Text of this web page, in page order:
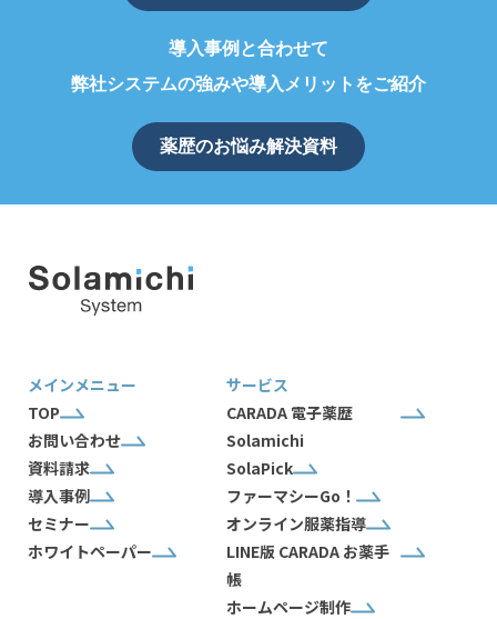
導入事例と合わせて
弊社システムの強みや導入メリットをご紹介
薬歴のお悩み解決資料
メインメニュー
TOP
お問い合わせ
資料請求
導入事例
セミナー
ホワイトペーパー
サービス
CARADA 電子薬歴
Solamichi
SolaPick
ファーマシーGo！
オンライン服薬指導
LINE版 CARADA お薬手
帳
ホームページ制作